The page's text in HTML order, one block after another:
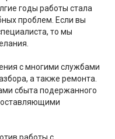
годы работы стала
проблем. Если вы
то мы
с многими службами
а также ремонта.
сбытаподержанного